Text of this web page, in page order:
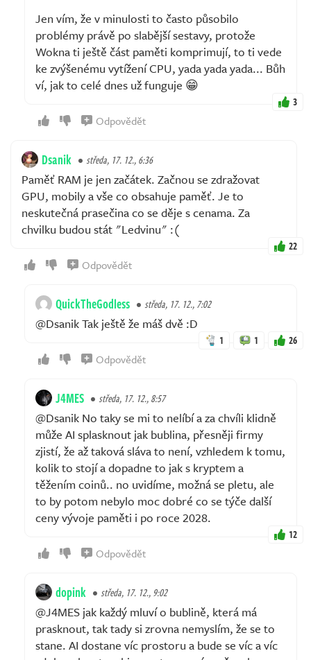
Jen vím, že v minulosti to často působilo
problémy právě po slabější sestavy, protože
Wokna ti ještě část paměti komprimují, to ti vede
ke zvýšenému vytížení CPU, yada yada yada... Bůh
ví, jak to celé dnes už funguje 😁
3
Odpovědět
Dsanik středa, 17. 12., 6:36
Paměť RAM je jen začátek. Začnou se zdražovat
GPU, mobily a vše co obsahuje paměť. Je to
neskutečná prasečina co se děje s cenama. Za
chvilku budou stát "Ledvinu" :(
22
Odpovědět
QuickTheGodless středa, 17. 12., 7:02
@Dsanik Tak ještě že máš dvě :D
1 1 26
Odpovědět
J4MES středa, 17. 12., 8:57
@Dsanik No taky se mi to nelíbí a za chvíli klidně
může AI splasknout jak bublina, přesněji firmy
zjistí, že až taková sláva to není, vzhledem k tomu,
kolik to stojí a dopadne to jak s kryptem a
těžením coinů.. no uvidíme, možná se pletu, ale
to by potom nebylo moc dobré co se týče další
ceny vývoje paměti i po roce 2028.
12
Odpovědět
dopink středa, 17. 12., 9:02
@J4MES jak každý mluví o bublině, která má
prasknout, tak tady si zrovna nemyslím, že se to
stane. AI dostane víc prostoru a bude se víc a víc